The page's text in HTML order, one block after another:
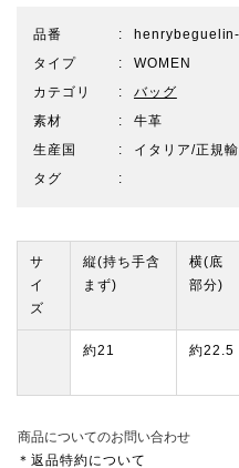
品番
タイプ
WOMEN
カテゴリ
バッグ
素材
牛革
生産国
イタリア/正規
タグ
サ
イ
ズ
縦(持ち手含
まず)
横(底
部分)
約21 約22.5
商品についてのお問い合わせ
＊返品特約について